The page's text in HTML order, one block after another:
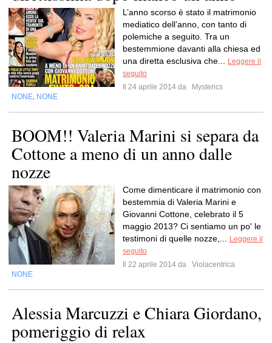
L’anno scorso è stato il matrimonio
mediatico dell’anno, con tanto di
polemiche a seguito. Tra un
bestemmione davanti alla chiesa ed
una diretta esclusiva che...
Leggere il
seguito
Il 24 aprile 2014 da
Mysterics
NONE NONE
BOOM!! Valeria Marini si separa da
Cottone a meno di un anno dalle
nozze
Come dimenticare il matrimonio con
bestemmia di Valeria Marini e
Giovanni Cottone, celebrato il 5
maggio 2013? Ci sentiamo un po' le
testimoni di quelle nozze,...
Leggere il
seguito
Il 22 aprile 2014 da
Violacentrica
NONE
Alessia Marcuzzi e Chiara Giordano,
pomeriggio di relax